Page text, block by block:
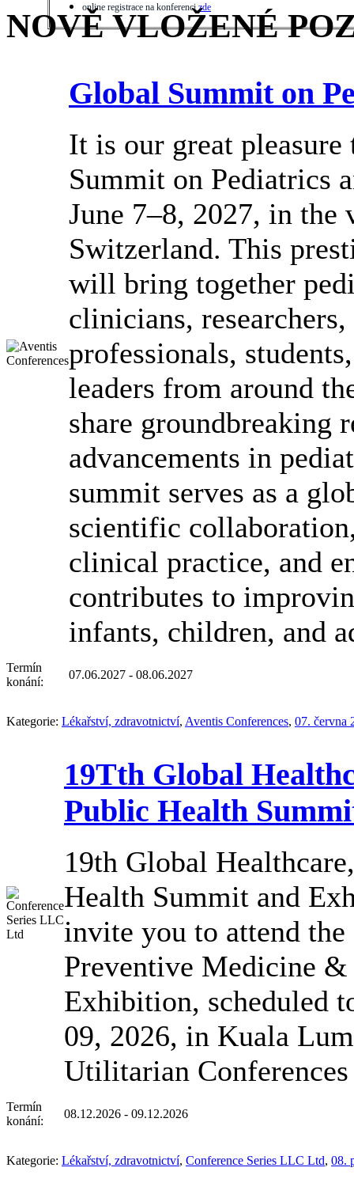
online registrace na konferenci zde
NOVĚ VLOŽENÉ
Global Summit on
It is our great
Summit on Pediatrics
June 7–8, 2027, in
Switzerland. This
will bring together
clinicians,
professionals,
leaders from around
share groundbreaking
advancements in
summit serves as a
scientific
clinical practice, and
contributes to
infants, children, and
Termín
konání:
07.06.2027 - 08.06.2027
Kategorie: Lékařství, zdravotnictví, Aventis Conferences, 07. června
19Tth Global
Public Health
19th Global
Health Summit and
invite you to attend
Preventive Medicine
Exhibition, scheduled
09, 2026, in Kuala
Utilitarian
Termín
konání:
08.12.2026 - 09.12.2026
Kategorie: Lékařství, zdravotnictví, Conference Series LLC Ltd, 08.